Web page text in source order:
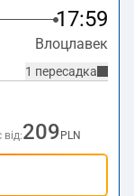
17:59
Влоцлавек
1 пересадка
від:209 PLN